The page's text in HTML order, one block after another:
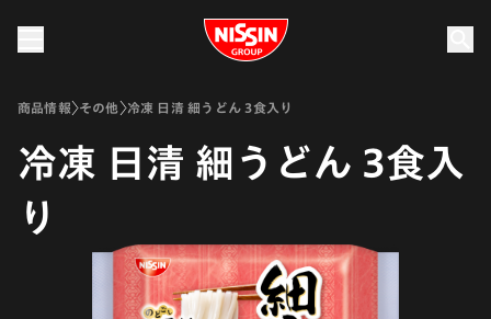
Nissin Group
商品情報 その他 冷凍 日清 細うどん 3食入り
冷凍 日清 細うどん 3食入
り